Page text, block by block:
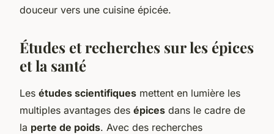
douceur vers une cuisine épicée.
Études et recherches sur les épices
et la santé
Les études scientifiques mettent en lumière les
multiples avantages des épices dans le cadre de
la perte de poids. Avec des recherches